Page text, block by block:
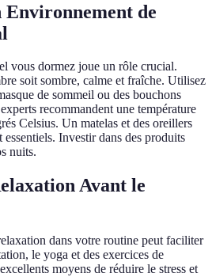
Environnement de
vous dormez joue un rôle crucial.
soit sombre, calme et fraîche. Utilisez
de sommeil ou des bouchons
recommandent une température
Celsius. Un matelas et des oreillers
Investir dans des produits
nuits.
Avant le
dans votre routine peut faciliter
le yoga et des exercices de
moyens de réduire le stress et